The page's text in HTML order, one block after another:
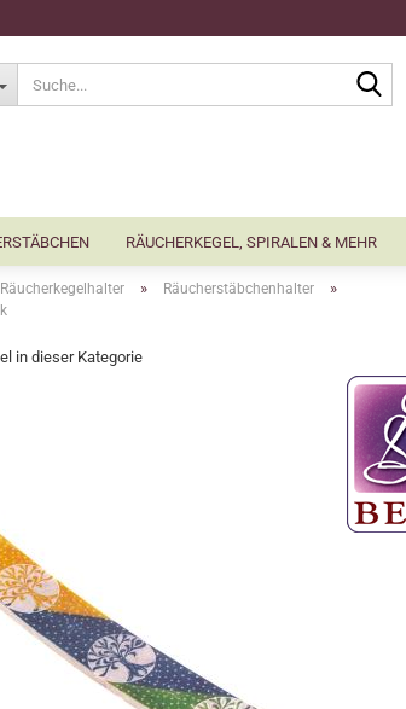
RÄUCHERKEGEL, SPIRALEN & MEHR
» Räucherstäbchenhalter »
in dieser Kategorie